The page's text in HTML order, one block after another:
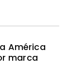
América
marca